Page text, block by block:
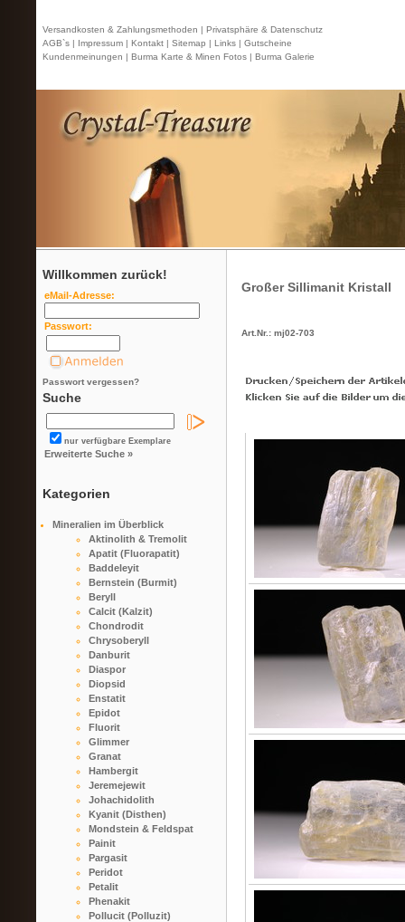
Versandkosten & Zahlungsmethoden | Privatsphäre & Datenschutz
AGB`s | Impressum | Kontakt | Sitemap | Links | Gutscheine
Kundenmeinungen | Burma Karte & Minen Fotos | Burma Galerie
Willkommen zurück!
eMail-Adresse:
Passwort:
Passwort vergessen?
Suche
nur verfügbare Exemplare
Erweiterte Suche »
Kategorien
Mineralien im Überblick
Aktinolith & Tremolit
Apatit (Fluorapatit)
Baddeleyit
Bernstein (Burmit)
Beryll
Calcit (Kalzit)
Chondrodit
Chrysoberyll
Danburit
Diaspor
Diopsid
Enstatit
Epidot
Fluorit
Glimmer
Granat
Hambergit
Jeremejewit
Johachidolith
Kyanit (Disthen)
Mondstein & Feldspat
Painit
Pargasit
Peridot
Petalit
Phenakit
Pollucit (Polluzit)
Großer Sillimanit Kristall
Art.Nr.: mj02-703